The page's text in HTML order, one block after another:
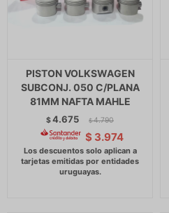
PISTON VOLKSWAGEN
SUBCONJ. 050 C/PLANA
81MM NAFTA MAHLE
$4.675 $ 4.790
$ 3.974